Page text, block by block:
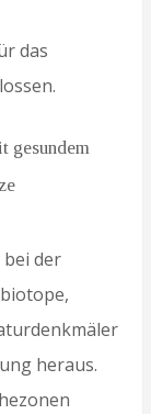
das
gesundem
der
heraus.